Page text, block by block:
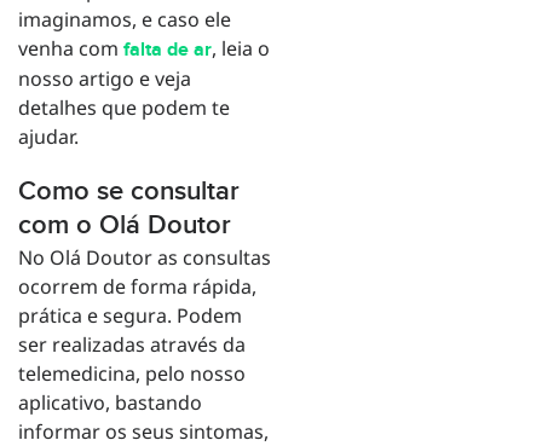
imaginamos, e caso ele
venha com falta de ar, leia o
nosso artigo e veja
detalhes que podem te
ajudar.
Como se consultar
com o Olá Doutor
No Olá Doutor as consultas
ocorrem de forma rápida,
prática e segura. Podem
ser realizadas através da
telemedicina, pelo nosso
aplicativo, bastando
informar os seus sintomas,